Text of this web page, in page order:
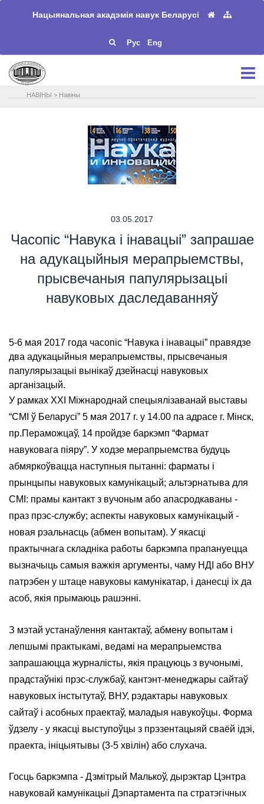
Нацыянальная акадэмія навук Беларусі
Рус Eng
НАВIНЫ > Навіны
03.05.2017
Часопіс “Навука і інавацыі” запрашае
на адукацыйныя мерапрыемствы,
прысвечаныя папулярызацыі
навуковых даследаванняў
5-6 мая 2017 года часопіс “Навука і інавацыі” правядзе
два адукацыйныя мерапрыемствы, прысвечаныя
папулярызацыі вынікаў дзейнасці навуковых
арганізацый.
У рамках XXI Міжнароднай спецыялізаванай выставы
“СМІ ў Беларусі” 5 мая 2017 г. у 14.00 па адрасе г. Мінск,
пр.Пераможцаў, 14 пройдзе баркэмп “Фармат
навуковага піяру”. У ходзе мерапрыемства будуць
абмяркоўвацца наступныя пытанні: фарматы і
прынцыпы навуковых камунікацый; альтэрнатыва для
СМІ: прамы кантакт з вучоным або апасродкаваны -
праз прэс-службу; аспекты навуковых камунікацый -
новая рэальнасць (абмен вопытам). У якасці
практычнага складніка работы баркэмпа прапануецца
вызначыць самыя важкія аргументы, чаму НДІ або ВНУ
патрэбен у штаце навуковы камунікатар, і данесці іх да
асоб, якія прымаюць рашэнні.
З мэтай устанаўлення кантактаў, абмену вопытам і
лепшымі практыкамі, ведамі на мерапрыемства
запрашаюцца журналісты, якія працуюць з вучонымі,
прадстаўнікі прэс-службаў, кантэнт-менеджары сайтаў
навуковых інстытутаў, ВНУ, рэдактары навуковых
сайтаў і асобных праектаў, маладыя навукоўцы. Форма
ўдзелу - у якасці выступоўцы з прэзентацыяй сваёй ідэі,
праекта, ініцыятывы (3-5 хвілін) або слухача.
Госць баркэмпа - Дзмітрый Малькоў, дырэктар Цэнтра
навуковай камунікацыі Дэпартамента па стратэгічных